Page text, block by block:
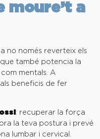
moure’t a
no només reverteix els
també potencia la
mentals. A
beneficis de fer
: recuperar la força
la teva postura i prevé
lumbar i cervical.